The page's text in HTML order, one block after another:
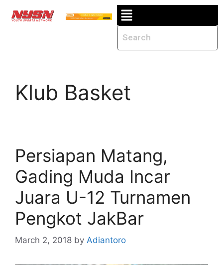
Klub Basket
Persiapan Matang,
Gading Muda Incar
Juara U-12 Turnamen
Pengkot JakBar
March 2, 2018 by Adiantoro